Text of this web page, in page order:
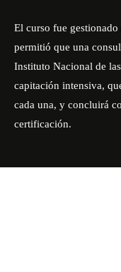
El curso fue
permitió que una
Instituto Nacional de
capitación intensiva,
cada una, y concluirá
certificación.